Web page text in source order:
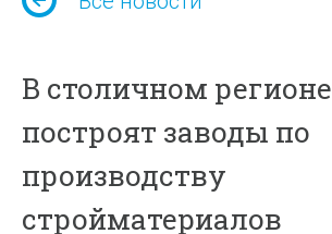
В столичном регионе
построят заводы по
производству
стройматериалов